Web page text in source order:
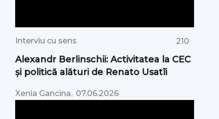
Interviu cu sens 210
Alexandr Berlinschii: Activitatea la CEC
și politică alături de Renato Usatîi
Xenia Gancina, 07.06.2026